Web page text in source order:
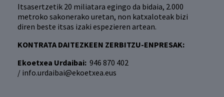
Itsasertzetik 20 miliatara egingo da bidaia, 2.000
metroko sakonerako uretan, non katxaloteak bizi
diren beste itsas izaki espezieren artean.
KONTRATA DAITEZKEEN ZERBITZU-ENPRESAK:
Ekoetxea Urdaibai: 946 870 402
/ info.urdaibai@ekoetxea.eus